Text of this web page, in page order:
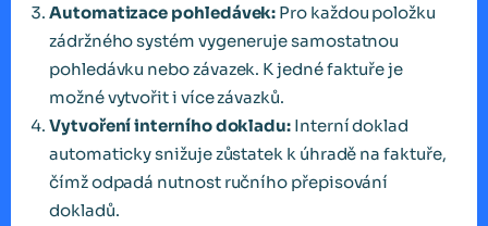
Automatizace pohledávek: Pro každou položku
zádržného systém vygeneruje samostatnou
pohledávku nebo závazek. K jedné faktuře je
možné vytvořit i více závazků.
Vytvoření interního dokladu: Interní doklad
automaticky snižuje zůstatek k úhradě na faktuře,
čímž odpadá nutnost ručního přepisování
dokladů.